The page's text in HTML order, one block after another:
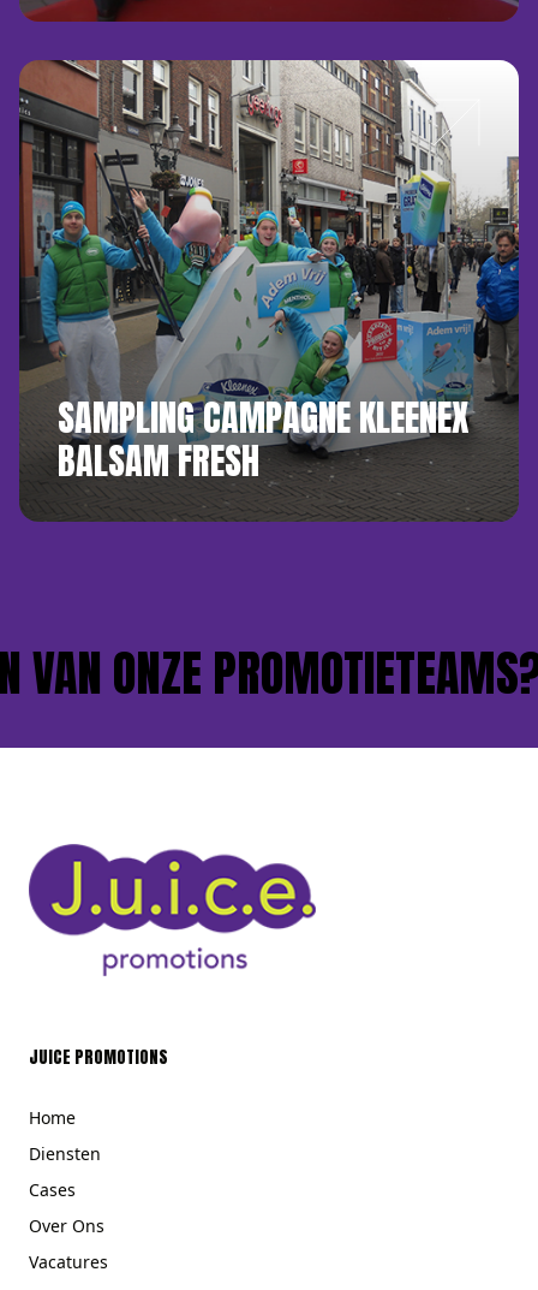
SAMPLING CAMPAGNE KLEENEX
BALSAM FRESH
ONZE PROMOTIETEAMS?
JUICE PROMOTIONS
Home
Diensten
Cases
Over Ons
Vacatures